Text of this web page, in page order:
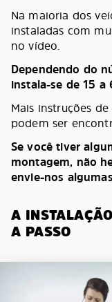
Na maioria dos
instaladas com
no vídeo.
Dependendo do
instala-se de 15 a
Mais instruções
podem ser
Se você tiver
montagem, não
envie-nos
A
A PASSO